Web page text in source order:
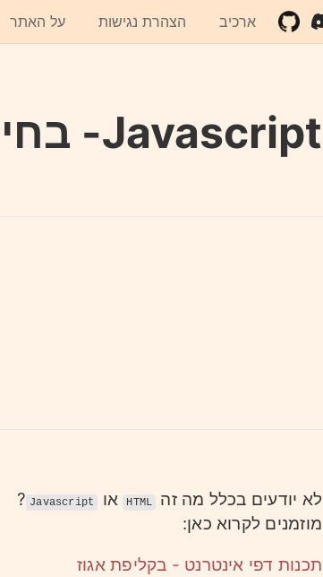
על האתר הצהרת נגישות ארכיב
Javascript- בחירת אלמנטים ב
לא יודעים בכלל מה זה HTML או Javascript
?
מוזמנים לקרוא כאן:
תכנות דפי אינטרנט - בקליפת אגוז